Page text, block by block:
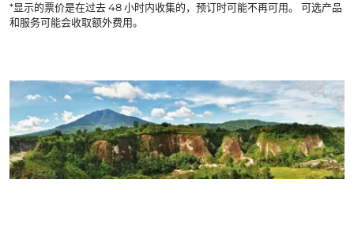
*显示的票价是在过去 48 小时内收集的，预订时可能不再可用。 可选产品
和服务可能会收取额外费用。